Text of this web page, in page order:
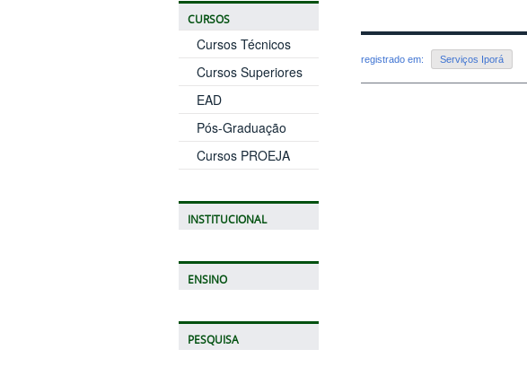
CURSOS
Cursos Técnicos
Cursos Superiores
EAD
Pós-Graduação
Cursos PROEJA
INSTITUCIONAL
ENSINO
PESQUISA
registrado em: Serviços Iporá